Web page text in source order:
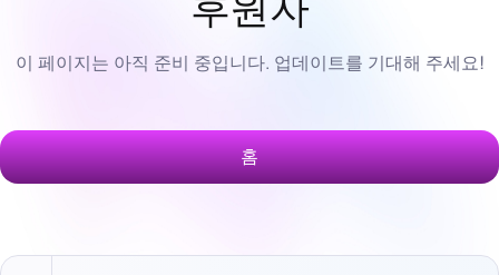
이 페이지는 아직 준비 중입니다. 업데이트를 기대해 주세요!
홈